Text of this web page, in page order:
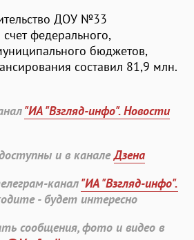
ДОУ №33
федерального,
бюджетов,
составил 81,9 млн.
"ИА "Взгляд-инфо". Новости
и в каналеДзена
канал"ИА "Взгляд-инфо".
- будет интересно
сообщения, фото и видео в